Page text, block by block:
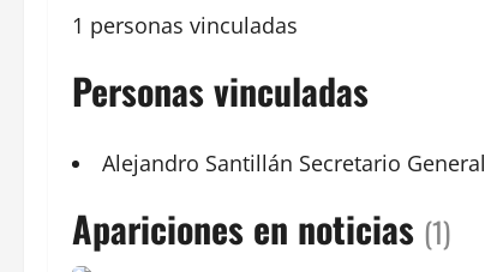
1 personas vinculadas
Personas vinculadas
Alejandro Santillán Secretario General
Apariciones en noticias (1)